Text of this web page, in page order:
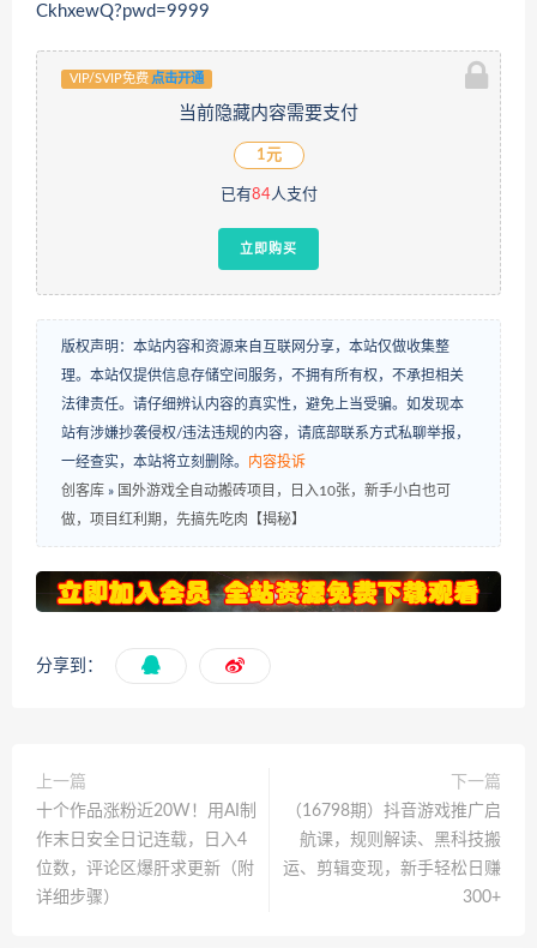
CkhxewQ?pwd=9999
VIP/SVIP免费 点击开通
当前隐藏内容需要支付
1元
已有84人支付
立即购买
版权声明：本站内容和资源来自互联网分享，本站仅做收集整
理。本站仅提供信息存储空间服务，不拥有所有权，不承担相关
法律责任。请仔细辨认内容的真实性，避免上当受骗。如发现本
站有涉嫌抄袭侵权/违法违规的内容，请底部联系方式私聊举报，
一经查实，本站将立刻删除。 内容投诉
创客库 » 国外游戏全自动搬砖项目，日入10张，新手小白也可
做，项目红利期，先搞先吃肉【揭秘】
分享到：
上一篇
十个作品涨粉近20W！用AI制
作末日安全日记连载，日入4
位数，评论区爆肝求更新（附
详细步骤）
下一篇
（16798期）抖音游戏推广启
航课，规则解读、黑科技搬
运、剪辑变现，新手轻松日赚
300+